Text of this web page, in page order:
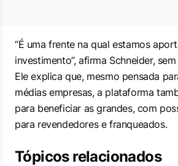
“É uma frente na qual estamos
investimento”, afirma Schneider,
Ele explica que, mesmo pensada
médias empresas, a plataforma
para beneficiar as grandes, com
para revendedores e franqueados.
Tópicos relacionados